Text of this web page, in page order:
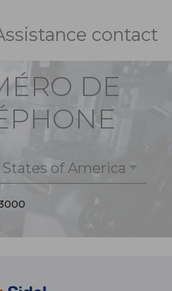
contact
DE
of America